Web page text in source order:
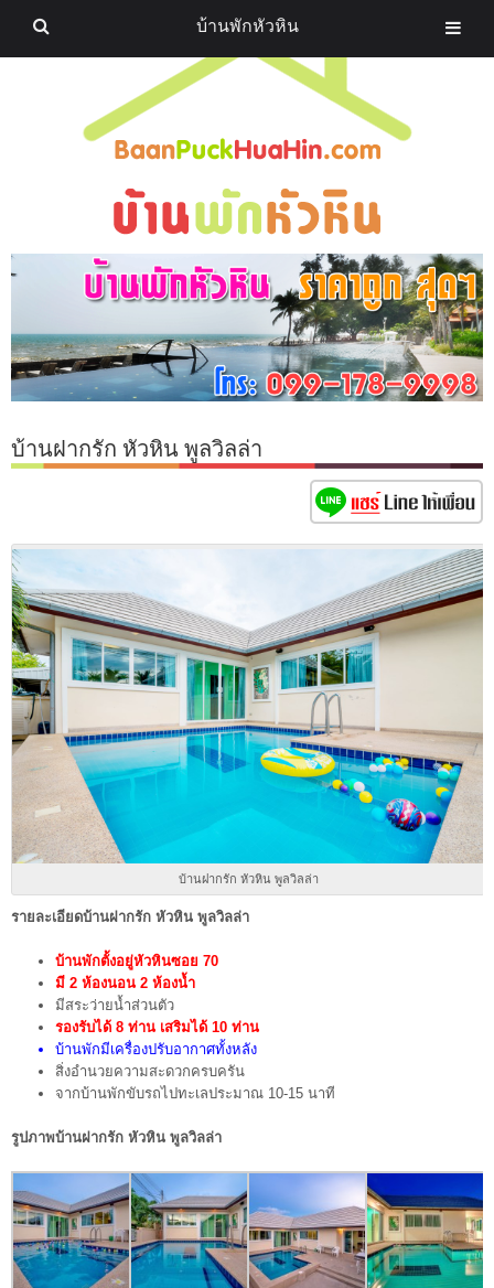
บ้านฝากรัก หัวหิน พูลวิลล่า
บ้านฝากรัก หัวหิน พูลวิลล่า
รายละเอียดบ้านฝากรัก หัวหิน พูลวิลล่า
บ้านพักตั้งอยู่หัวหินซอย 70
มี 2 ห้องนอน 2 ห้องน้ำ
มีสระว่ายน้ำส่วนตัว
รองรับได้ 8 ท่าน เสริมได้ 10 ท่าน
บ้านพักมีเครื่องปรับอากาศทั้งหลัง
สิ่งอำนวยความสะดวกครบครัน
จากบ้านพักขับรถไปทะเลประมาณ 10-15 นาที
รูปภาพบ้านฝากรัก หัวหิน พูลวิลล่า
บ้านพักหัวหิน